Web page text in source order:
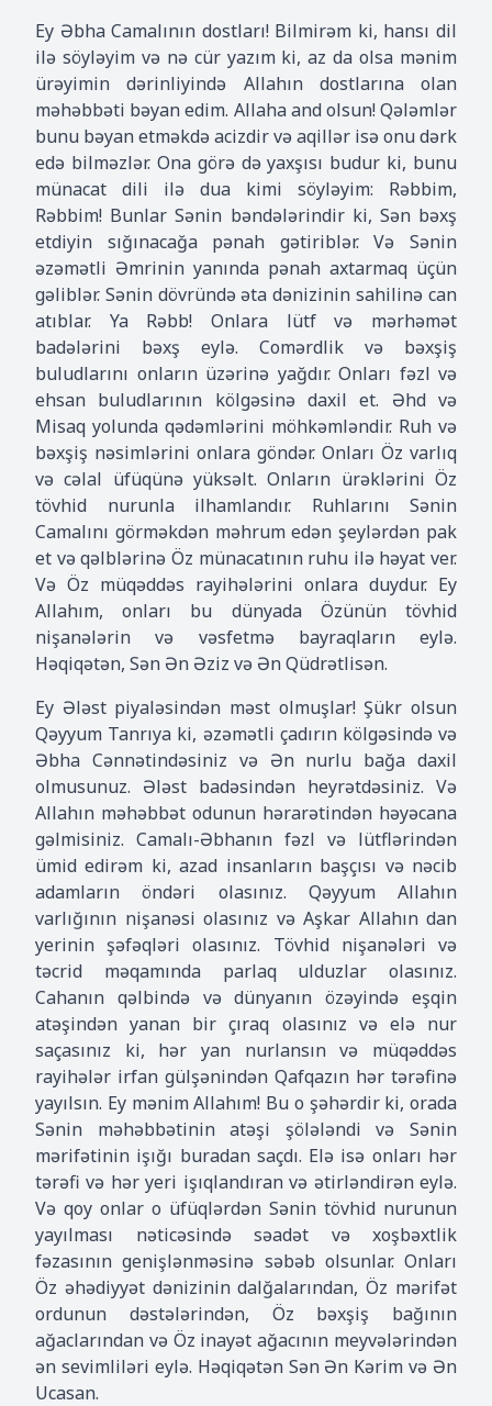
Ey Əbha Camalının dostları! Bilmirəm ki, hansı dil
ilə söyləyim və nə cür yazım ki, az da olsa mənim
ürəyimin dərinliyində Allahın dostlarına olan
məhəbbəti bəyan edim. Allaha and olsun! Qələmlər
bunu bəyan etməkdə acizdir və aqillər isə onu dərk
edə bilməzlər. Ona görə də yaxşısı budur ki, bunu
münacat dili ilə dua kimi söyləyim: Rəbbim,
Rəbbim! Bunlar Sənin bəndələrindir ki, Sən bəxş
etdiyin sığınacağa pənah gətiriblər. Və Sənin
əzəmətli Əmrinin yanında pənah axtarmaq üçün
gəliblər. Sənin dövründə əta dənizinin sahilinə can
atıblar. Ya Rəbb! Onlara lütf və mərhəmət
badələrini bəxş eylə. Comərdlik və bəxşiş
buludlarını onların üzərinə yağdır. Onları fəzl və
ehsan buludlarının kölgəsinə daxil et. Əhd və
Misaq yolunda qədəmlərini möhkəmləndir. Ruh və
bəxşiş nəsimlərini onlara göndər. Onları Öz varlıq
və cəlal üfüqünə yüksəlt. Onların ürəklərini Öz
tövhid nurunla ilhamlandır. Ruhlarını Sənin
Camalını görməkdən məhrum edən şeylərdən pak
et və qəlblərinə Öz münacatının ruhu ilə həyat ver.
Və Öz müqəddəs rayihələrini onlara duydur. Ey
Allahım, onları bu dünyada Özünün tövhid
nişanələrin və vəsfetmə bayraqların eylə.
Həqiqətən, Sən Ən Əziz və Ən Qüdrətlisən.
Ey Ələst piyaləsindən məst olmuşlar! Şükr olsun
Qəyyum Tanrıya ki, əzəmətli çadırın kölgəsində və
Əbha Cənnətindəsiniz və Ən nurlu bağa daxil
olmusunuz. Ələst badəsindən heyrətdəsiniz. Və
Allahın məhəbbət odunun hərarətindən həyəcana
gəlmisiniz. Camalı-Əbhanın fəzl və lütflərindən
ümid edirəm ki, azad insanların başçısı və nəcib
adamların öndəri olasınız. Qəyyum Allahın
varlığının nişanəsi olasınız və Aşkar Allahın dan
yerinin şəfəqləri olasınız. Tövhid nişanələri və
təcrid məqamında parlaq ulduzlar olasınız.
Cahanın qəlbində və dünyanın özəyində eşqin
atəşindən yanan bir çıraq olasınız və elə nur
saçasınız ki, hər yan nurlansın və müqəddəs
rayihələr irfan gülşənindən Qafqazın hər tərəfinə
yayılsın. Ey mənim Allahım! Bu o şəhərdir ki, orada
Sənin məhəbbətinin atəşi şölələndi və Sənin
mərifətinin işığı buradan saçdı. Elə isə onları hər
tərəfi və hər yeri işıqlandıran və ətirləndirən eylə.
Və qoy onlar o üfüqlərdən Sənin tövhid nurunun
yayılması nəticəsində səadət və xoşbəxtlik
fəzasının genişlənməsinə səbəb olsunlar. Onları
Öz əhədiyyət dənizinin dalğalarından, Öz mərifət
ordunun dəstələrindən, Öz bəxşiş bağının
ağaclarından və Öz inayət ağacının meyvələrindən
ən sevimliləri eylə. Həqiqətən Sən Ən Kərim və Ən
Ucasan.